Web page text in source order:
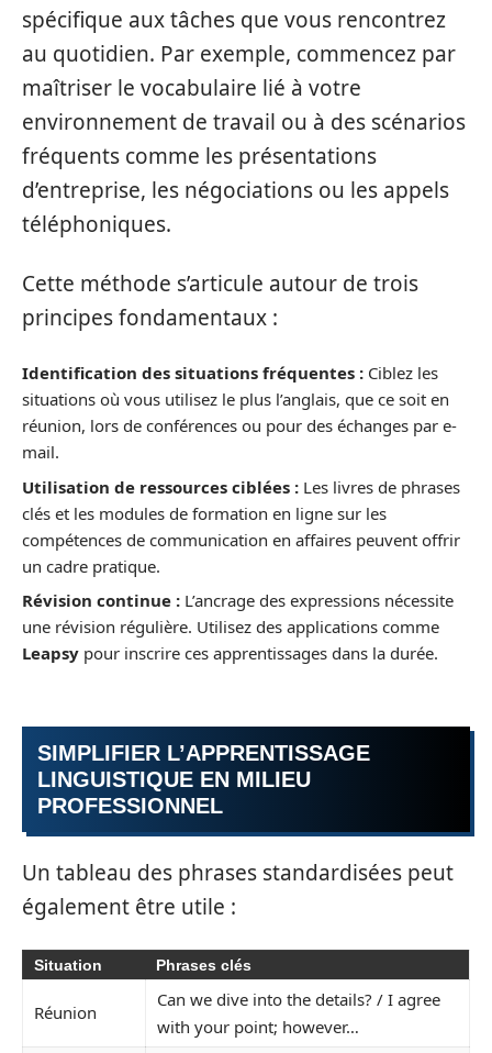
spécifique aux tâches que vous rencontrez
au quotidien. Par exemple, commencez par
maîtriser le vocabulaire lié à votre
environnement de travail ou à des scénarios
fréquents comme les présentations
d’entreprise, les négociations ou les appels
téléphoniques.
Cette méthode s’articule autour de trois
principes fondamentaux :
Identification des situations fréquentes : Ciblez les
situations où vous utilisez le plus l’anglais, que ce soit en
réunion, lors de conférences ou pour des échanges par e-
mail.
Utilisation de ressources ciblées : Les livres de phrases
clés et les modules de formation en ligne sur les
compétences de communication en affaires peuvent offrir
un cadre pratique.
Révision continue : L’ancrage des expressions nécessite
une révision régulière. Utilisez des applications comme
Leapsy pour inscrire ces apprentissages dans la durée.
SIMPLIFIER L’APPRENTISSAGE
LINGUISTIQUE EN MILIEU
PROFESSIONNEL
Un tableau des phrases standardisées peut
également être utile :
Situation Phrases clés
Réunion
Can we dive into the details? / I agree
with your point; however…